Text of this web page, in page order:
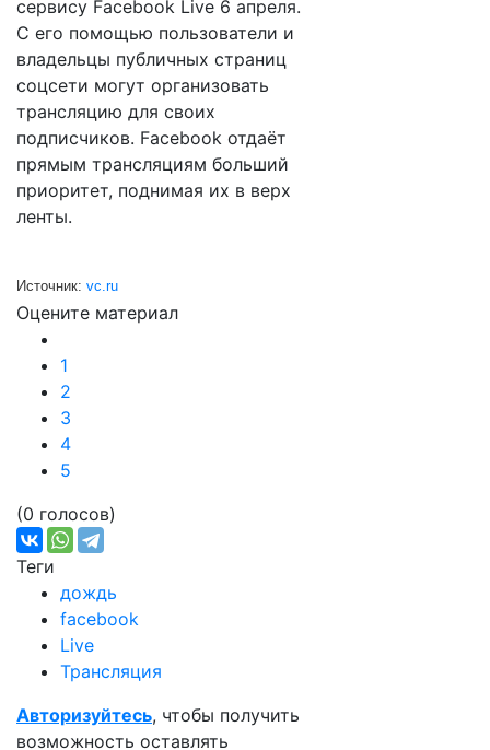
сервису Facebook Live 6 апреля.
С его помощью пользователи и
владельцы публичных страниц
соцсети могут организовать
трансляцию для своих
подписчиков. Facebook отдаёт
прямым трансляциям больший
приоритет, поднимая их в верх
ленты.
Источник: vc.ru
Оцените материал
1
2
3
4
5
(0 голосов)
Теги
дождь
facebook
Live
Трансляция
Авторизуйтесь, чтобы получить
возможность оставлять